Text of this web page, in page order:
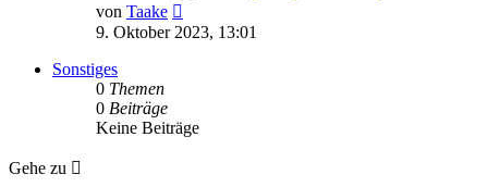
von Taake
Beitrag
9. Oktober 2023, 13:01
Sonstiges
0 Themen
0 Beiträge
Keine Beiträge
Gehe zu